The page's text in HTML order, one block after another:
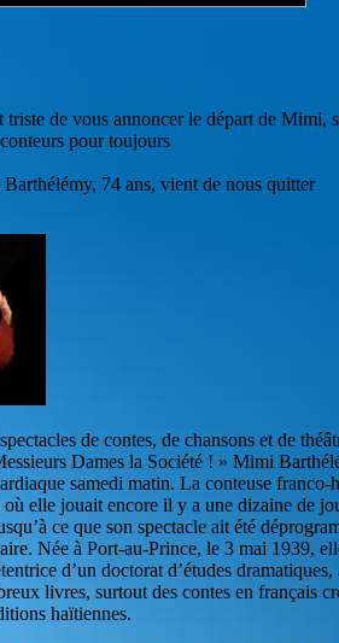
triste de vous annoncer le départ de Mimi,
pour toujours
de contes, de chansons et de
Dames la Société ! » Mimi
samedi matin. La conteuse franco-
où elle jouait encore il y a une dizaine de
ce que son spectacle ait été
Née à Port-au-Prince, le 3 mai 1939,
d’un doctorat d’études dramatiques,
livres, surtout des contes en français
haïtiennes.